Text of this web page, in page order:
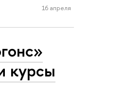
16 апреля
курсы